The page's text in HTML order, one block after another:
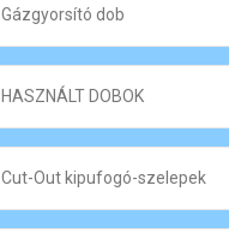
Gázgyorsító dob
HASZNÁLT DOBOK
Cut-Out kipufogó-szelepek